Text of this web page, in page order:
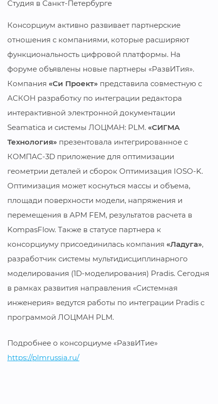
Студия в Санкт-Петербурге
Консорциум активно развивает партнерские
отношения с компаниями, которые расширяют
функциональность цифровой платформы. На
форуме объявлены новые партнеры «РазвИТия».
Компания «Си Проект» представила совместную с
АСКОН разработку по интеграции редактора
интерактивной электронной документации
Seamatica и системы ЛОЦМАН: PLM. «СИГМА
Технология» презентовала интегрированное с
КОМПАС-3D приложение для оптимизации
геометрии деталей и сборок Оптимизация IOSO-K.
Оптимизация может коснуться массы и объема,
площади поверхности модели, напряжения и
перемещения в APM FEM, результатов расчета в
KompasFlow. Также в статусе партнера к
консорциуму присоединилась компания «Ладуга»,
разработчик системы мультидисциплинарного
моделирования (1D-моделирования) Pradis. Сегодня
в рамках развития направления «Системная
инженерия» ведутся работы по интеграции Pradis с
программой ЛОЦМАН PLM.
Подробнее о консорциуме «РазвИТие»
https://plmrussia.ru/